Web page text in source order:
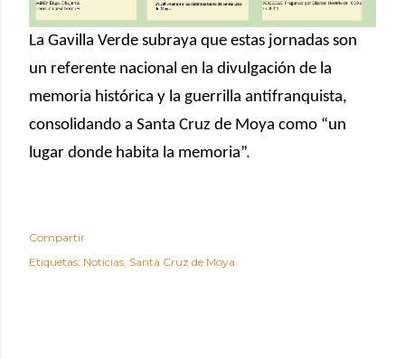
La Gavilla Verde subraya que estas jornadas son
un referente nacional en la divulgación de la
memoria histórica y la guerrilla antifranquista,
consolidando a Santa Cruz de Moya como “un
lugar donde habita la memoria”.
Compartir
Etiquetas: Noticias Santa Cruz de Moya